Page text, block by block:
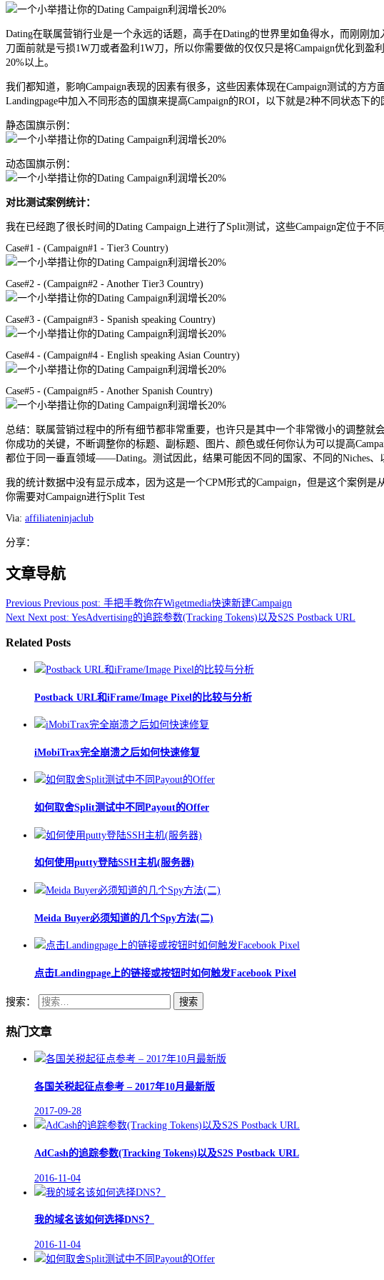
Dating在联属营销行业是一个永远的话题，高手在Dating的世界里如鱼得水，而刚刚
刀面前就是亏损1W刀或者盈利1W刀，所以你需要做的仅仅只是将Campaign优化到
20%以上。
我们都知道，影响Campaign表现的因素有很多，这些因素体现在Campaign测试的方
Landingpage中加入不同形态的国旗来提高Campaign的ROI，以下就是2种不同状态下的
静态国旗示例：
动态国旗示例：
对比测试案例统计：
我在已经跑了很长时间的Dating Campaign上进行了Split测试，这些Campaign定位于
Case#1 - (Campaign#1 - Tier3 Country)
Case#2 - (Campaign#2 - Another Tier3 Country)
Case#3 - (Campaign#3 - Spanish speaking Country)
Case#4 - (Campaign#4 - English speaking Asian Country)
Case#5 - (Campaign#5 - Another Spanish Country)
总结：联属营销过程中的所有细节都非常重要，也许只是其中一个非常微小的调整
你成功的关键，不断调整你的标题、副标题、图片、颜色或任何你认为可以提高
都位于同一垂直领域——Dating。测试因此，结果可能因不同的国家、不同的Niches、
我的统计数据中没有显示成本，因为这是一个CPM形式的Campaign，但是这个案例
你需要对Campaign进行Split Test
Via: affiliateninjaclub
分享：
文章导航
Previous Previous post: 手把手教你在Wigetmedia快速新建Campaign
Next Next post: YesAdvertising的追踪参数(Tracking Tokens)以及S2S Postback URL
Related Posts
Postback URL和iFrame/Image Pixel的比较与分析
iMobiTrax完全崩溃之后如何快速修复
如何取舍Split测试中不同Payout的Offer
如何使用putty登陆SSH主机(服务器)
Meida Buyer必须知道的几个Spy方法(二)
点击Landingpage上的链接或按钮时如何触发Facebook Pixel
搜索：
热门文章
各国关税起征点参考 – 2017年10月最新版
2017-09-28
AdCash的追踪参数(Tracking Tokens)以及S2S Postback URL
2016-11-04
我的域名该如何选择DNS？
2016-11-04